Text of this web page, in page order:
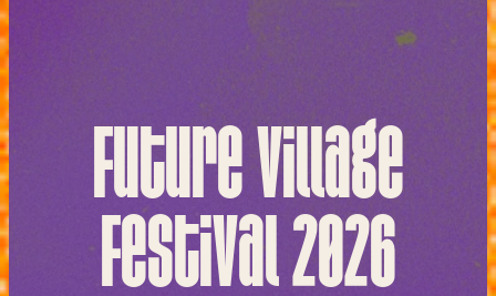
Future Village
Festival 2026